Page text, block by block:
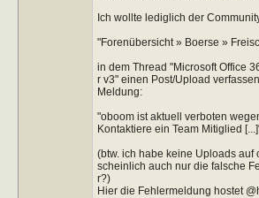
Ich wollte lediglich der
"Forenübersicht » Boerse »
in dem Thread "Microsoft Office
r v3" einen Post/Upload
Meldung:
"oboom ist aktuell verboten
Kontaktiere ein Team Mitiglied
(btw. ich habe keine Uploads auf
scheinlich auch nur die falsche
r?)
Hier die Fehlermeldung hostet